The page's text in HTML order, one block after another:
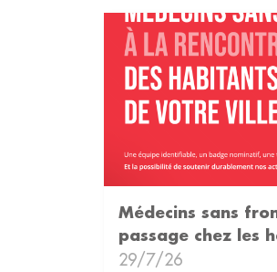
Médecins sans
passage chez les
29/7/26